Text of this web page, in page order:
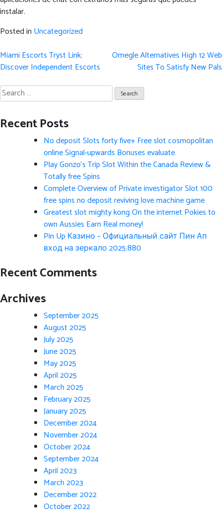
instalar.
Posted in Uncategorized
Post
navigation
Miami Escorts Tryst Link:
Discover Independent Escorts
Omegle Alternatives High 12 Web
Sites To Satisfy New Pals
Search
for:
Recent Posts
No deposit Slots forty five+ Free slot cosmopolitan
online Signal-upwards Bonuses evaluate
Play Gonzo’s Trip Slot Within the Canada Review &
Totally free Spins
Complete Overview of Private investigator Slot 100
free spins no deposit reviving love machine game
Greatest slot mighty kong On the internet Pokies to
own Aussies Earn Real money!
Pin Up Казино – Официальный сайт Пин Ап
вход на зеркало 2025.880
Recent Comments
Archives
September 2025
August 2025
July 2025
June 2025
May 2025
April 2025
March 2025
February 2025
January 2025
December 2024
November 2024
October 2024
September 2024
April 2023
March 2023
December 2022
October 2022